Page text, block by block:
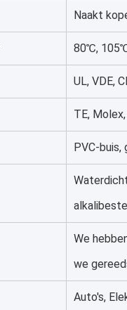
Naakt
80℃,
UL, VDE,
TE,
PVC-buis,
We
we
Auto's,